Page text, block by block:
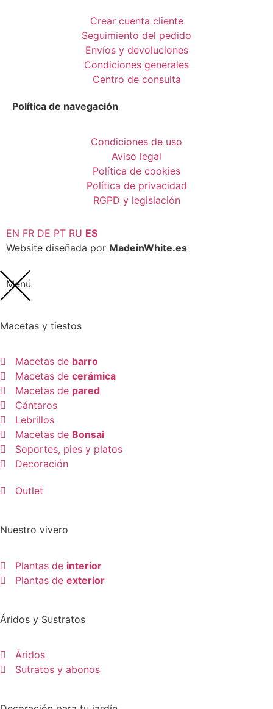
Crear cuenta cliente
Seguimiento del pedido
Envíos y devoluciones
Condiciones generales
Centro de consulta
Política de navegación
Condiciones de uso
Aviso legal
Política de cookies
Política de privacidad
RGPD y legislación
EN FR DE PT RU ES
Website diseñada por MadeinWhite.es
Menú
Macetas y tiestos
Macetas de barro
Macetas de cerámica
Macetas de pared
Cántaros
Lebrillos
Macetas de Bonsai
Soportes, pies y platos
Decoración
Outlet
Nuestro vivero
Plantas de interior
Plantas de exterior
Áridos y Sustratos
Áridos
Sutratos y abonos